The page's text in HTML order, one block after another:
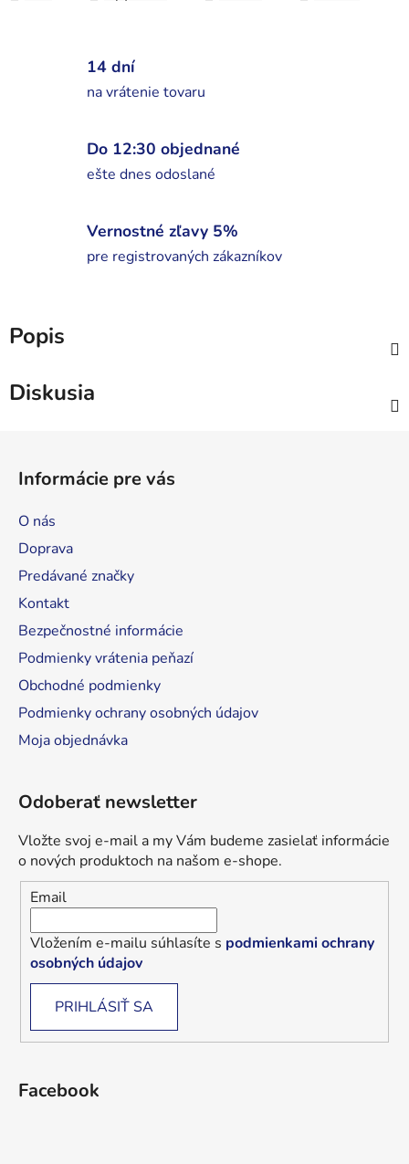
14 dní
na vrátenie tovaru
Do 12:30 objednané
ešte dnes odoslané
Vernostné zľavy 5%
pre registrovaných zákazníkov
Popis
Diskusia
Informácie pre vás
O nás
Doprava
Predávané značky
Kontakt
Bezpečnostné informácie
Podmienky vrátenia peňazí
Obchodné podmienky
Podmienky ochrany osobných údajov
Moja objednávka
Odoberať newsletter
Vložte svoj e-mail a my Vám budeme zasielať informácie
o nových produktoch na našom e-shope.
Email
Vložením e-mailu súhlasíte s podmienkami ochrany
osobných údajov
PRIHLÁSIŤ SA
Facebook